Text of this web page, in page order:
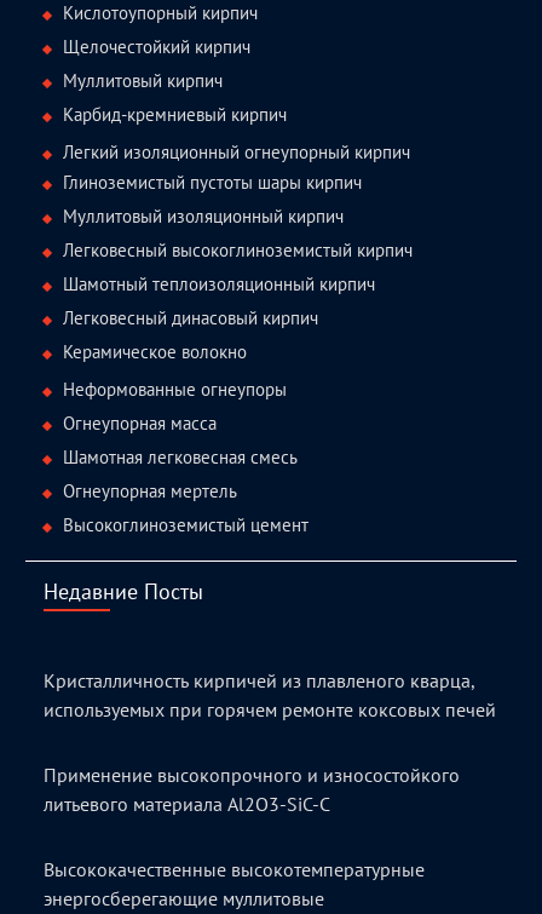
Кислотоупорный кирпич
Щелочестойкий кирпич
Муллитовый кирпич
Карбид-кремниевый кирпич
Легкий изоляционный огнеупорный кирпич
Глиноземистый пустоты шары кирпич
Муллитовый изоляционный кирпич
Легковесный высокоглиноземистый кирпич
Шамотный теплоизоляционный кирпич
Легковесный динасовый кирпич
Керамическое волокно
Неформованные огнеупоры
Огнеупорная масса
Шамотная легковесная смесь
Огнеупорная мертель
Высокоглиноземистый цемент
Недавние Посты
Кристалличность кирпичей из плавленого кварца,
используемых при горячем ремонте коксовых печей
Применение высокопрочного и износостойкого
литьевого материала Al2O3-SiC-C
Высококачественные высокотемпературные
энергосберегающие муллитовые